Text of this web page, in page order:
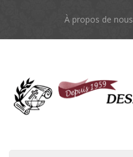
À propos de nous